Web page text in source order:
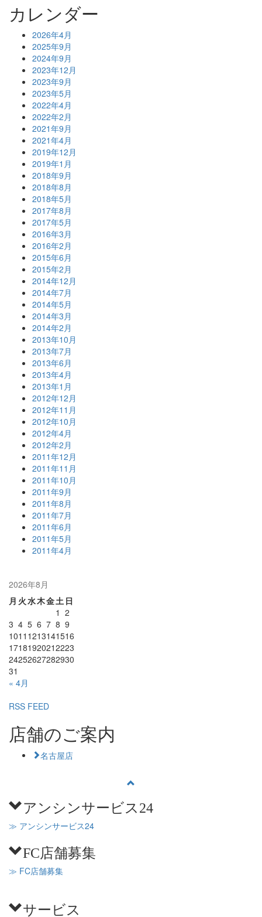
カレンダー
2026年4月
2025年9月
2024年9月
2023年12月
2023年9月
2023年5月
2022年4月
2022年2月
2021年9月
2021年4月
2019年12月
2019年1月
2018年9月
2018年8月
2018年5月
2017年8月
2017年5月
2016年3月
2016年2月
2015年6月
2015年2月
2014年12月
2014年7月
2014年5月
2014年3月
2014年2月
2013年10月
2013年7月
2013年6月
2013年4月
2013年1月
2012年12月
2012年11月
2012年10月
2012年4月
2012年2月
2011年12月
2011年11月
2011年10月
2011年9月
2011年8月
2011年7月
2011年6月
2011年5月
2011年4月
2026年8月
月 火水木金土 日
1 2
3 4 5 6 7 8 9
1011 1213141516
17181920212223
24252627282930
31
« 4月
RSS FEED
店舗のご案内
名古屋店
アンシンサービス24
≫ アンシンサービス24
FC店舗募集
≫ FC店舗募集
サービス